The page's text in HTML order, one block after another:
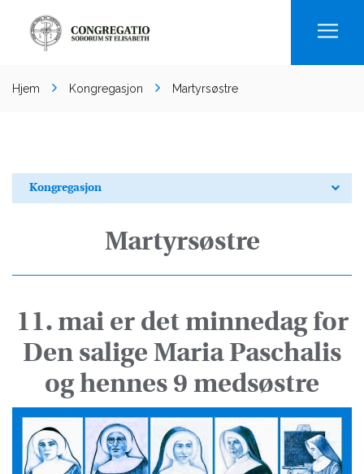
Hjem Kongregasjon Martyrsøstre
Kongregasjon
Martyrsøstre
11. mai er det minnedag for
Den salige Maria Paschalis
og hennes 9 medsøstre